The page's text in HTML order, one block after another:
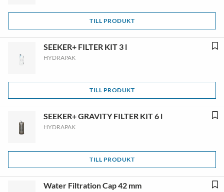
TILL PRODUKT
SEEKER+ FILTER KIT 3 l
HYDRAPAK
TILL PRODUKT
SEEKER+ GRAVITY FILTER KIT 6 l
HYDRAPAK
TILL PRODUKT
Water Filtration Cap 42 mm